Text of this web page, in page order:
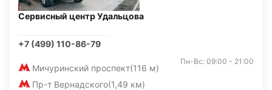
Сервисный центр Удальцова
+7 (499) 110-86-79
Мичуринский проспект(116 м)
Пр-т Вернадского(1,49 км)
Пн-Вс: 09:00 - 21:00